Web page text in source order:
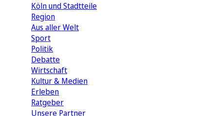
Köln und Stadtteile
Region
Aus aller Welt
Sport
Politik
Debatte
Wirtschaft
Kultur & Medien
Erleben
Ratgeber
Unsere Partner